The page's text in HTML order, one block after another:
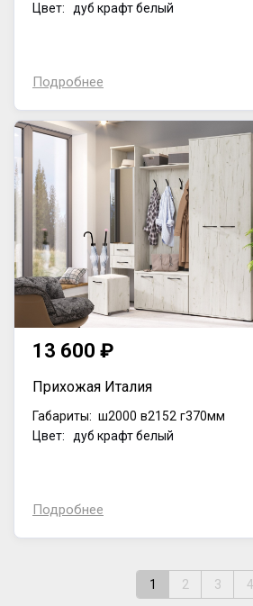
Цвет: дуб крафт белый
Подробнее
13 600 ₽
Прихожая Италия
Габариты: ш2000 в2152 г370мм
Цвет: дуб крафт белый
Подробнее
1 2 3 4